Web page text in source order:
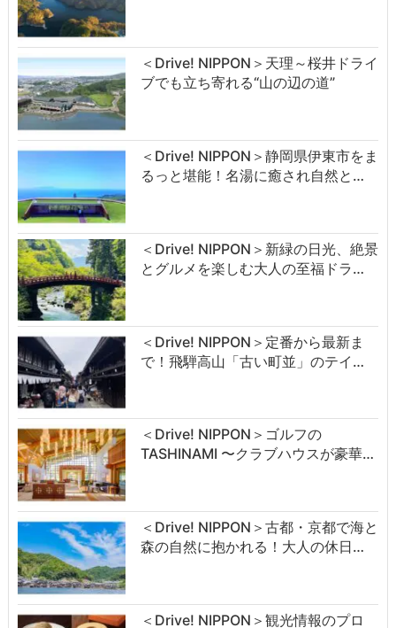
＜Drive! NIPPON＞天理～桜井ドライ
ブでも立ち寄れる“山の辺の道”
＜Drive! NIPPON＞静岡県伊東市をま
るっと堪能！名湯に癒され自然と…
＜Drive! NIPPON＞新緑の日光、絶景
とグルメを楽しむ大人の至福ドラ…
＜Drive! NIPPON＞定番から最新ま
で！飛騨高山「古い町並」のテイ…
＜Drive! NIPPON＞ゴルフの
TASHINAMI 〜クラブハウスが豪華…
＜Drive! NIPPON＞古都・京都で海と
森の自然に抱かれる！大人の休日…
＜Drive! NIPPON＞観光情報のプロ